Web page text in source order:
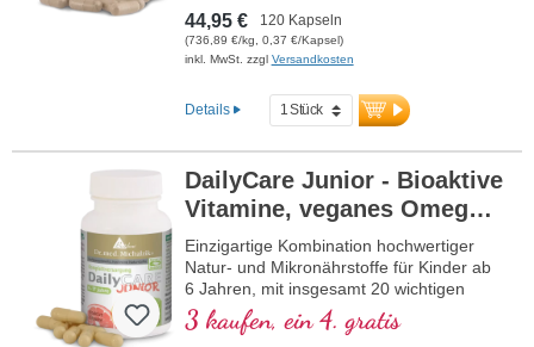
44,95 € 120 Kapseln
(736,89 €/kg, 0,37 €/Kapsel)
inkl. MwSt. zzgl Versandkosten
Details
DailyCare Junior - Bioaktive
Vitamine, veganes Omega-3
+ Spurenelemente und
hochwertige Pflanzenstoffe
Einzigartige Kombination hochwertiger
Natur- und Mikronährstoffe für Kinder ab
6 Jahren, mit insgesamt 20 wichtigen
Nährstoffen für Ihr Kind.
3 kaufen, ein 4. gratis